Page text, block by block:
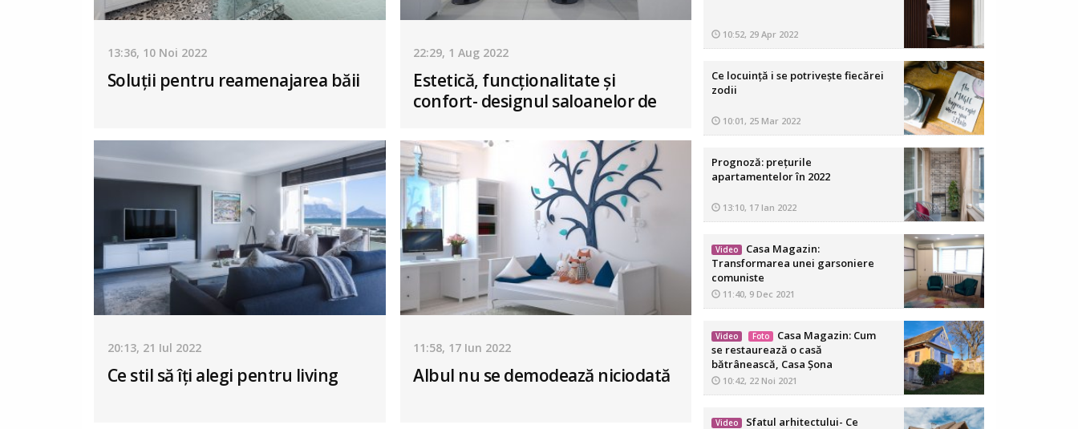
13:36, 10 Noi 2022
Soluții pentru reamenajarea băii
22:29, 1 Aug 2022
Estetică, funcționalitate și
confort- designul saloanelor de
20:13, 21 Iul 2022
Ce stil să îți alegi pentru living
11:58, 17 Iun 2022
Albul nu se demodează niciodată
10:52, 29 Apr 2022
Ce locuință i se potrivește fiecărei
zodii
10:01, 25 Mar 2022
Prognoză: prețurile
apartamentelor în 2022
13:10, 17 Ian 2022
Video
Casa Magazin:
Transformarea unei garsoniere
comuniste
11:40, 9 Dec 2021
Video Foto
Casa Magazin: Cum
se restaurează o casă
bătrânească, Casa Șona
10:42, 22 Noi 2021
Video
Sfatul arhitectului- Ce